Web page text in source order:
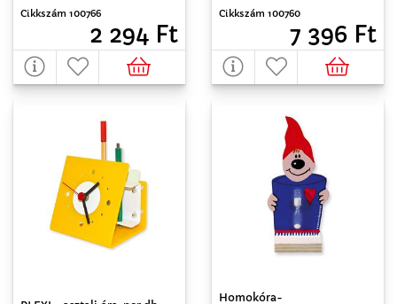
Cikkszám 100766
2 294 Ft
Cikkszám 100760
7 396 Ft
Homokóra-